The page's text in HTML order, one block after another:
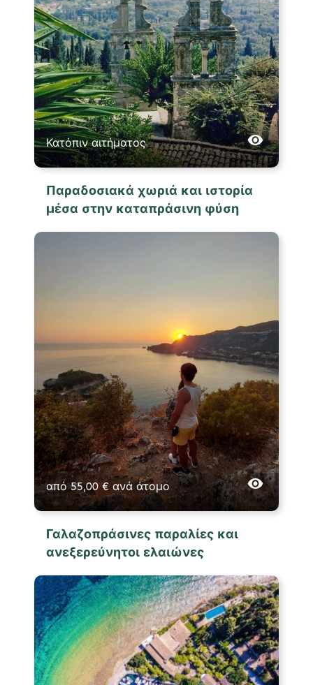
Κατόπιν αιτήματος
Παραδοσιακά χωριά και ιστορία
μέσα στην καταπράσινη φύση
από55,00 € ανά άτομο
Γαλαζοπράσινες παραλίες και
ανεξερεύνητοι ελαιώνες